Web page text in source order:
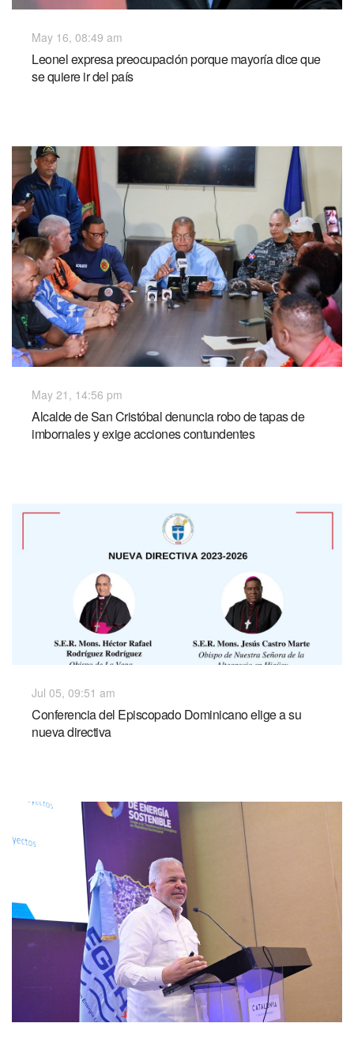
May 16, 08:49 am
Leonel expresa preocupación porque mayoría dice que
se quiere ir del país
May 21, 14:56 pm
Alcalde de San Cristóbal denuncia robo de tapas de
imbornales y exige acciones contundentes
Jul 05, 09:51 am
Conferencia del Episcopado Dominicano elige a su
nueva directiva